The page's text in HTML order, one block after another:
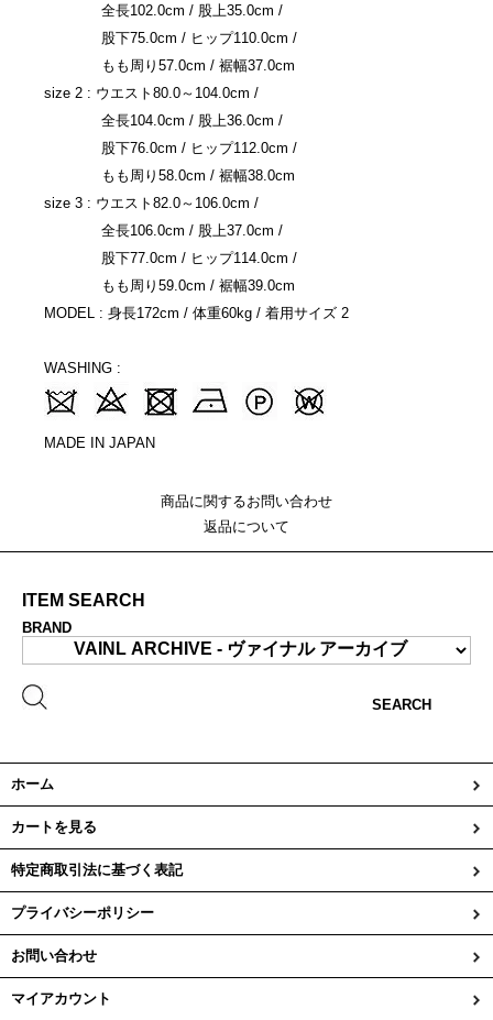
全長102.0cm / 股上35.0cm /
股下75.0cm / ヒップ110.0cm /
もも周り57.0cm / 裾幅37.0cm
size 2 : ウエスト80.0～104.0cm /
全長104.0cm / 股上36.0cm /
股下76.0cm / ヒップ112.0cm /
もも周り58.0cm / 裾幅38.0cm
size 3 : ウエスト82.0～106.0cm /
全長106.0cm / 股上37.0cm /
股下77.0cm / ヒップ114.0cm /
もも周り59.0cm / 裾幅39.0cm
MODEL : 身長172cm / 体重60kg / 着用サイズ 2
WASHING :
MADE IN JAPAN
商品に関するお問い合わせ
返品について
ITEM SEARCH
BRAND
SEARCH
ホーム
カートを見る
特定商取引法に基づく表記
プライバシーポリシー
お問い合わせ
マイアカウント